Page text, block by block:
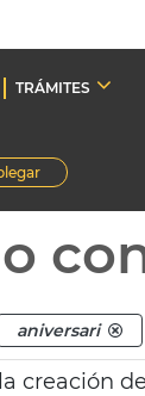
TRÁMITES
aniversari
creación